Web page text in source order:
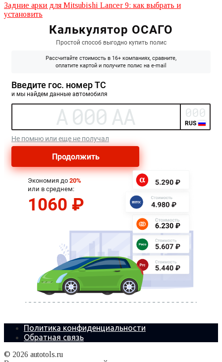
Задние арки для Mitsubishi Lancer 9: как выбрать и
установить
Политика конфиденциальности
Обратная связь
© 2026 autotols.ru